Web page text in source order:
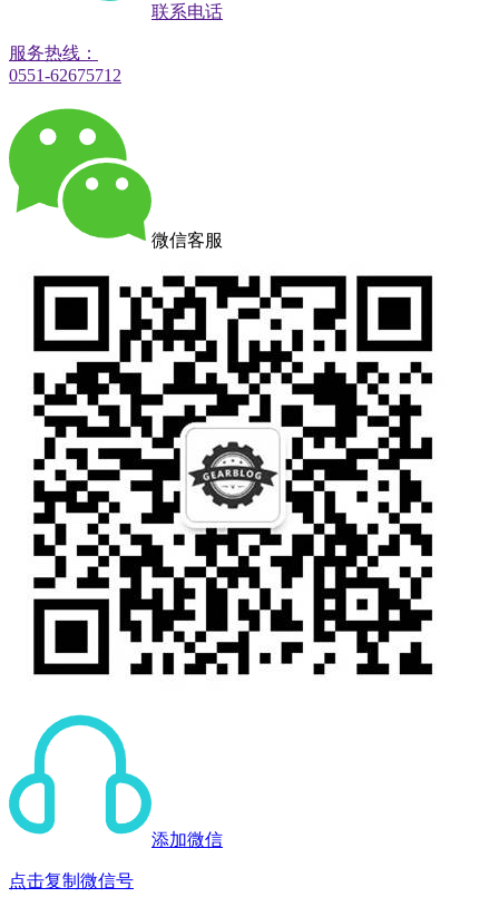
联系电话
服务热线：
0551-62675712
微信客服
添加微信
点击复制微信号